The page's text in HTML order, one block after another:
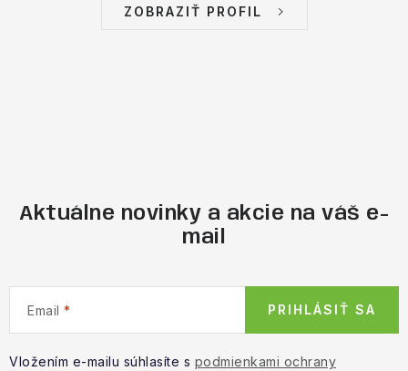
ZOBRAZIŤ PROFIL
Aktuálne novinky a akcie na váš e-
mail
Email
Vložením e-mailu súhlasíte s podmienkami ochrany
PRIHLÁSIŤ SA